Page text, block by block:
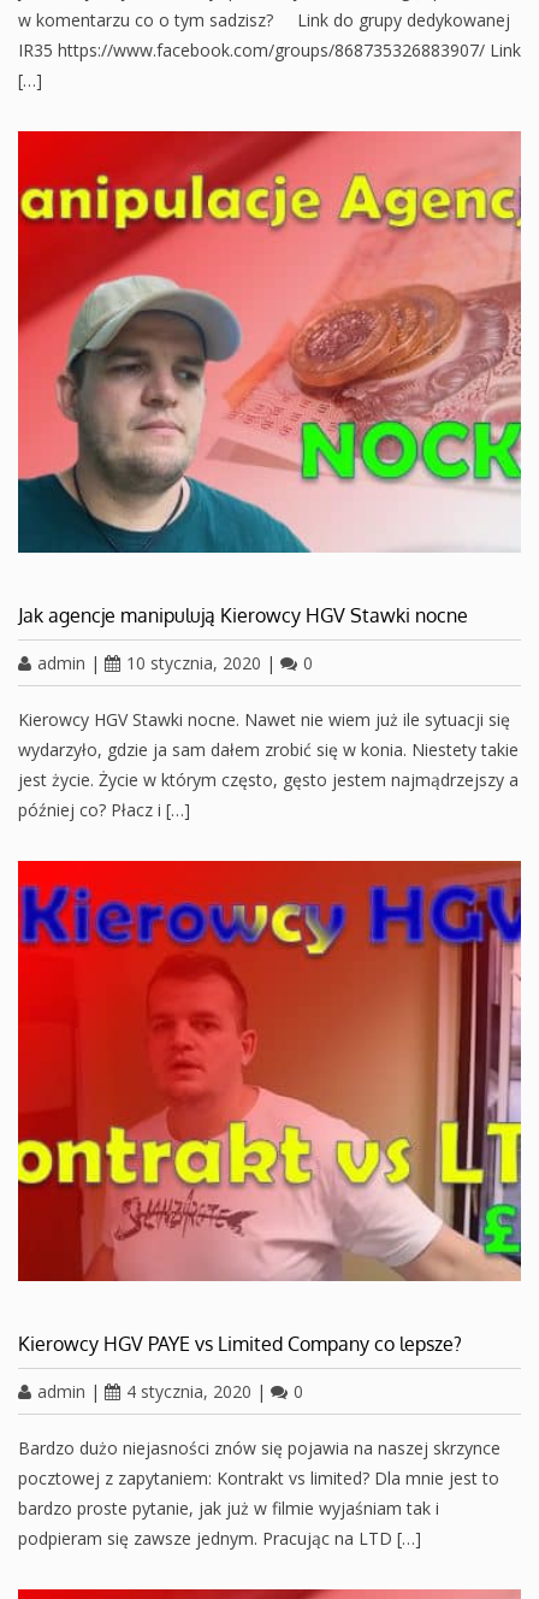
w komentarzu co o tym sadzisz? Link do grupy dedykowanej
IR35 https://www.facebook.com/groups/868735326883907/ Link
[…]
Jak agencje manipulują Kierowcy HGV Stawki nocne
admin | 10 stycznia, 2020 | 0
Kierowcy HGV Stawki nocne. Nawet nie wiem już ile sytuacji się
wydarzyło, gdzie ja sam dałem zrobić się w konia. Niestety takie
jest życie. Życie w którym często, gęsto jestem najmądrzejszy a
później co? Płacz i […]
Kierowcy HGV PAYE vs Limited Company co lepsze?
admin | 4 stycznia, 2020 | 0
Bardzo dużo niejasności znów się pojawia na naszej skrzynce
pocztowej z zapytaniem: Kontrakt vs limited? Dla mnie jest to
bardzo proste pytanie, jak już w filmie wyjaśniam tak i
podpieram się zawsze jednym. Pracując na LTD […]